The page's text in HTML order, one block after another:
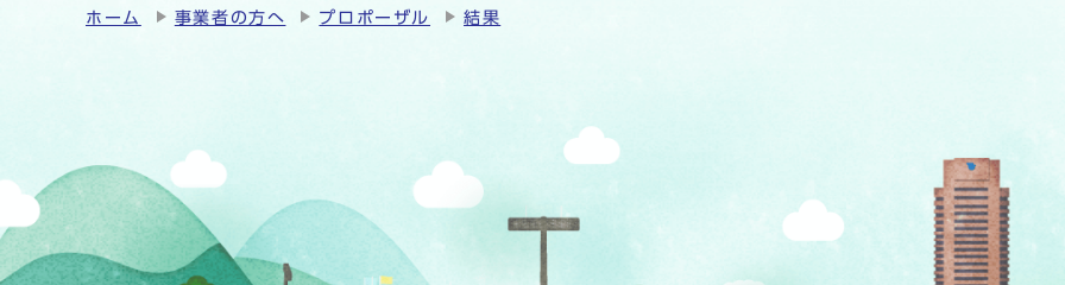
ホーム 事業者の方へ プロポーザル 結果